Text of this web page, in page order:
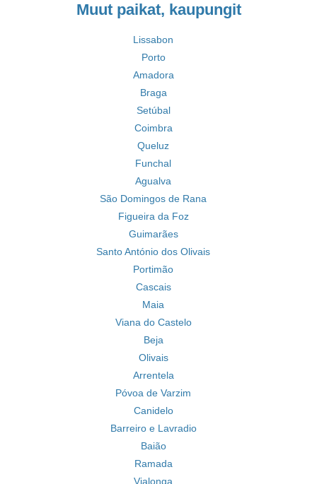
Muut paikat, kaupungit
Lissabon
Porto
Amadora
Braga
Setúbal
Coimbra
Queluz
Funchal
Agualva
São Domingos de Rana
Figueira da Foz
Guimarães
Santo António dos Olivais
Portimão
Cascais
Maia
Viana do Castelo
Beja
Olivais
Arrentela
Póvoa de Varzim
Canidelo
Barreiro e Lavradio
Baião
Ramada
Vialonga